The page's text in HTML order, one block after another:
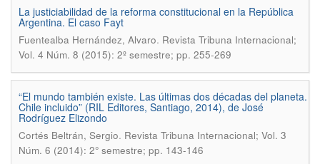
La justiciabilidad de la reforma constitucional en la República
Argentina. El caso Fayt
Fuentealba Hernández, Alvaro. Revista Tribuna Internacional;
Vol. 4 Núm. 8 (2015): 2º semestre; pp. 255-269
“El mundo también existe. Las últimas dos décadas del planeta.
Chile incluido” (RIL Editores, Santiago, 2014), de José
Rodríguez Elizondo
Cortés Beltrán, Sergio. Revista Tribuna Internacional; Vol. 3
Núm. 6 (2014): 2° semestre; pp. 143-146